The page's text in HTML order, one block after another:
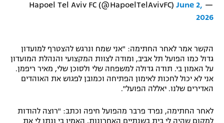
מדיניות פרטיות
רשיון להקרנה פומבית לבית עסק
הצטרפות לחבילת הערוצים
לוח דרושים – ג'ובנט
גיימינג E-Sports
— Hapoel Tel Aviv FC (@HapoelTelAvivFC)
June 2,
2026
הקשר אמר לאחר החתימה: "אני שמח ונרגש להצטרף למועדון
גדול כמו הפועל תל אביב, ומודה לצוות המקצועי והנהלת המועדון
על האמון בי. תודה גדולה למשפחה שלי ולסוכן שלי, מאיר ריפמן.
אני לא יכול לחכות לאימון הפתיחה וכמובן לפגוש את האוהדים
האדירים שלנו. יאללה הפועל".
לאחר החתימה, נפרד פרבר מהפועל חיפה וכתב: "רוצה להודות
למקום שהיה לי בית בשנתיים האחרונות, האמין בי ונתן לי את